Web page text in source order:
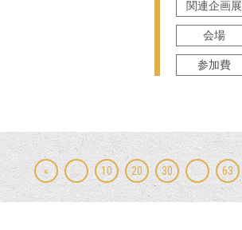
関連企画展
会場
参加費
« ... 10 20 30 ... 63